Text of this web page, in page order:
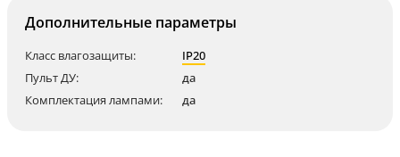
Дополнительные параметры
Класс влагозащиты:
IP20
Пульт ДУ:
да
Комплектация лампами:
да